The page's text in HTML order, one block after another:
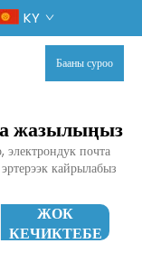
KY
Бааны суроо
жазылыңыз
электрондук почта
кайрылабыз
ЖОК
КЕЧИКТЕБЕ